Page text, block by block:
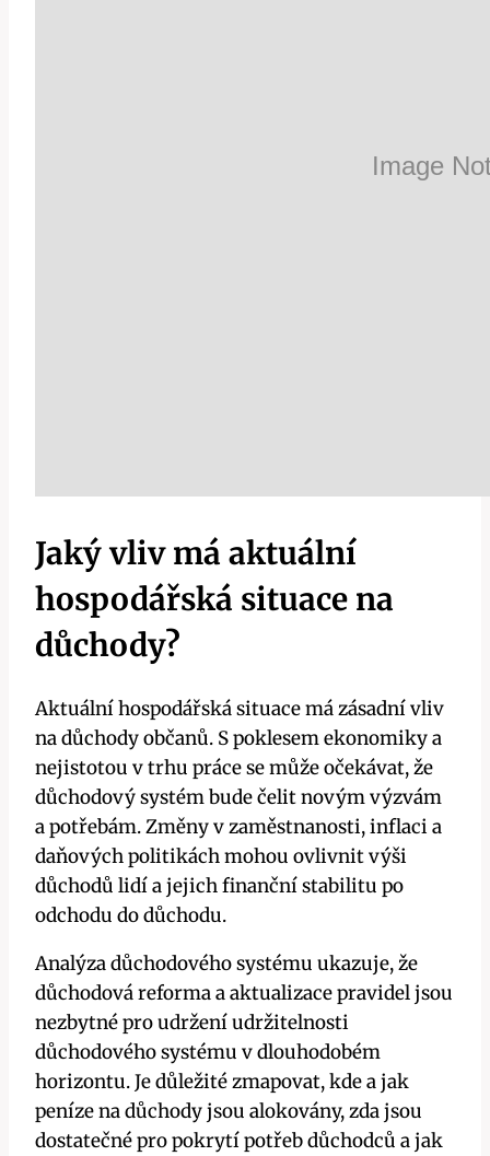
Jaký vliv má aktuální
hospodářská situace na
důchody?
Aktuální hospodářská situace má zásadní vliv
na důchody občanů. S poklesem ekonomiky a
nejistotou v trhu práce se může očekávat, že
důchodový systém bude čelit novým výzvám
a potřebám. Změny v zaměstnanosti, inflaci a
daňových politikách mohou ovlivnit výši
důchodů lidí a jejich finanční stabilitu po
odchodu do důchodu.
Analýza důchodového systému ukazuje, že
důchodová reforma a aktualizace pravidel jsou
nezbytné pro udržení udržitelnosti
důchodového systému v dlouhodobém
horizontu. Je důležité zmapovat, kde a jak
peníze na důchody jsou alokovány, zda jsou
dostatečné pro pokrytí potřeb důchodců a jak